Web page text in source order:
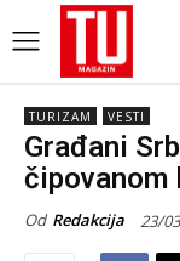
TURIZAM VESTI
Građani
čipovanom
Od Redakcija 23/